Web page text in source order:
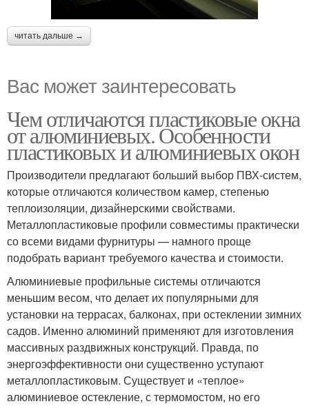
читать дальше →
Вас может заинтересовать
Чем отличаются пластиковые окна
от алюминиевых. Особенности
пластиковых и алюминиевых окон
Производители предлагают больший выбор ПВХ-систем,
которые отличаются количеством камер, степенью
теплоизоляции, дизайнерскими свойствами.
Металлопластиковые профили совместимы практически
со всеми видами фурнитуры — намного проще
подобрать вариант требуемого качества и стоимости.
Алюминиевые профильные системы отличаются
меньшим весом, что делает их популярными для
установки на террасах, балконах, при остеклении зимних
садов. Именно алюминий применяют для изготовления
массивных раздвижных конструкций. Правда, по
энергоэффективности они существенно уступают
металлопластиковым. Существует и «теплое»
алюминиевое остекление, с термомостом, но его